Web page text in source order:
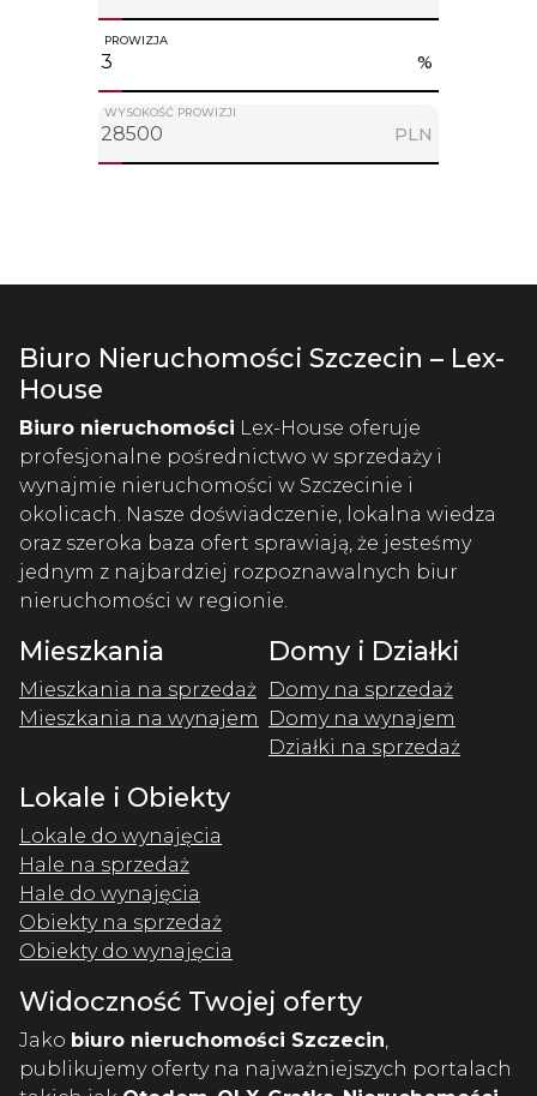
PROWIZJA
%
WYSOKOŚĆ PROWIZJI
PLN
Biuro Nieruchomości Szczecin – Lex-
House
Biuro nieruchomości Lex-House oferuje
profesjonalne pośrednictwo w sprzedaży i
wynajmie nieruchomości w Szczecinie i
okolicach. Nasze doświadczenie, lokalna wiedza
oraz szeroka baza ofert sprawiają, że jesteśmy
jednym z najbardziej rozpoznawalnych biur
nieruchomości w regionie.
Mieszkania
Mieszkania na sprzedaż
Mieszkania na wynajem
Domy i Działki
Domy na sprzedaż
Domy na wynajem
Działki na sprzedaż
Lokale i Obiekty
Lokale do wynajęcia
Hale na sprzedaż
Hale do wynajęcia
Obiekty na sprzedaż
Obiekty do wynajęcia
Widoczność Twojej oferty
Jako biuro nieruchomości Szczecin,
publikujemy oferty na najważniejszych portalach